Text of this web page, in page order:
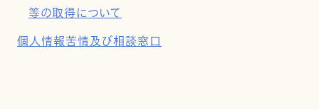
等の取得について
個人情報苦情及び相談窓口